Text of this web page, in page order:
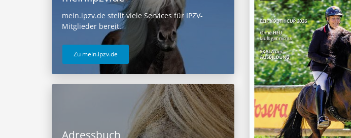
mein.ipzv.de stellt viele Services für IPZV-
Mitglieder bereit.
Zu mein.ipzv.de
Adressbuch